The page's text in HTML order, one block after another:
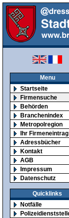
Menu
Startseite
Firmensuche
Behörden
Branchenindex
Metropolregion
Ihr Firmeneintrag
Adressbücher
Kontakt
AGB
Impressum
Datenschutz
Quicklinks
Notfälle